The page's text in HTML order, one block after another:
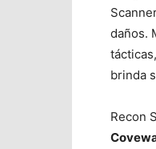
daños.
brinda
Recon